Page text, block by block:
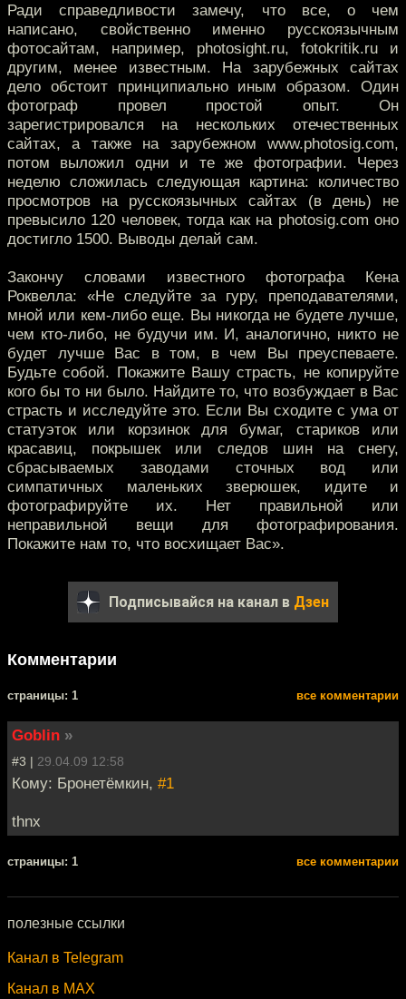
Ради справедливости замечу, что все, о чем
написано, свойственно именно русскоязычным
фотосайтам, например, photosight.ru, fotokritik.ru и
другим, менее известным. На зарубежных сайтах
дело обстоит принципиально иным образом. Один
фотограф провел простой опыт. Он
зарегистрировался на нескольких отечественных
сайтах, а также на зарубежном www.photosig.com,
потом выложил одни и те же фотографии. Через
неделю сложилась следующая картина: количество
просмотров на русскоязычных сайтах (в день) не
превысило 120 человек, тогда как на photosig.com оно
достигло 1500. Выводы делай сам.
Закончу словами известного фотографа Кена
Роквелла: «Не следуйте за гуру, преподавателями,
мной или кем-либо еще. Вы никогда не будете лучше,
чем кто-либо, не будучи им. И, аналогично, никто не
будет лучше Вас в том, в чем Вы преуспеваете.
Будьте собой. Покажите Вашу страсть, не копируйте
кого бы то ни было. Найдите то, что возбуждает в Вас
страсть и исследуйте это. Если Вы сходите с ума от
статуэток или корзинок для бумаг, стариков или
красавиц, покрышек или следов шин на снегу,
сбрасываемых заводами сточных вод или
симпатичных маленьких зверюшек, идите и
фотографируйте их. Нет правильной или
неправильной вещи для фотографирования.
Покажите нам то, что восхищает Вас».
Подписывайся на канал в Дзен
Комментарии
cтраницы: 1 все комментарии
Goblin »
#3 | 29.04.09 12:58
Кому: Бронетёмкин, #1
thnx
cтраницы: 1 все комментарии
полезные ссылки
Канал в Telegram
Канал в MAX